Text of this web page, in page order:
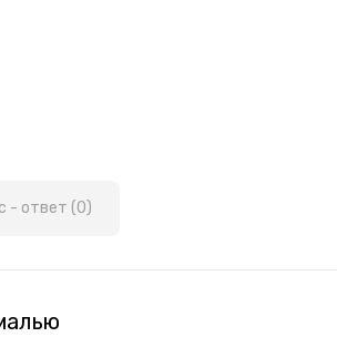
- ответ (0)